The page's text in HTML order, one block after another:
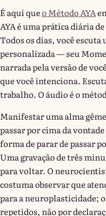
É aqui queo Método AYA
AYA é uma prática diária
Todos os dias, você escuta
personalizada — seu
narrada pela versão de
que você intenciona.
trabalho. O áudio é o
Manifestar uma alma
passar por cima da
forma de parar de passar
Uma gravação de três
para voltar. O
costuma observar que
para a neuroplasticidade;
repetidos, não por